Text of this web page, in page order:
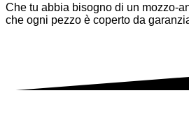
Che tu abbia bisogno di un mozzo-
che ogni pezzo è coperto da